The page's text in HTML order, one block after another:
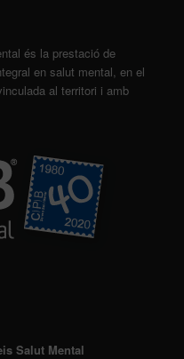
és la prestació de
en salut mental, en el
al territori i amb
Salut Mental